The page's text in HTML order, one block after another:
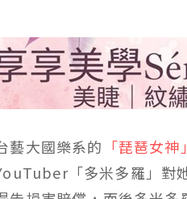
藝大國樂系的 「琵琶女
「多米多羅」對